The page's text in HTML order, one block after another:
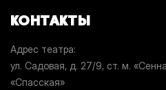
КОНТАКТЫ
Адрес театра
ул. Садовая, д. 27/9, ст. м.
«Спасская»